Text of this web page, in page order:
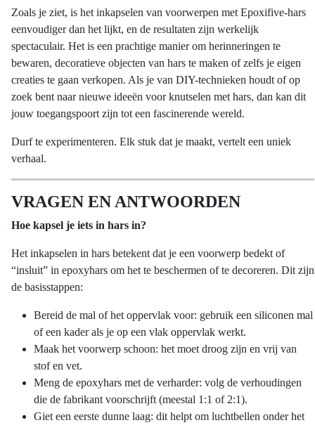
Zoals je ziet, is het inkapselen van voorwerpen met Epoxifive-hars
eenvoudiger dan het lijkt, en de resultaten zijn werkelijk
spectaculair. Het is een prachtige manier om herinneringen te
bewaren, decoratieve objecten van hars te maken of zelfs je eigen
creaties te gaan verkopen. Als je van DIY-technieken houdt of op
zoek bent naar nieuwe ideeën voor knutselen met hars, dan kan dit
jouw toegangspoort zijn tot een fascinerende wereld.
Durf te experimenteren. Elk stuk dat je maakt, vertelt een uniek
verhaal.
VRAGEN EN ANTWOORDEN
Hoe kapsel je iets in hars in?
Het inkapselen in hars betekent dat je een voorwerp bedekt of
“insluit” in epoxyhars om het te beschermen of te decoreren. Dit zijn
de basisstappen:
Bereid de mal of het oppervlak voor: gebruik een siliconen mal
of een kader als je op een vlak oppervlak werkt.
Maak het voorwerp schoon: het moet droog zijn en vrij van
stof en vet.
Meng de epoxyhars met de verharder: volg de verhoudingen
die de fabrikant voorschrijft (meestal 1:1 of 2:1).
Giet een eerste dunne laag: dit helpt om luchtbellen onder het